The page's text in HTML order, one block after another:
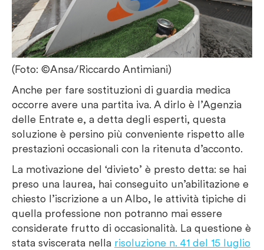
(Foto: ©Ansa/Riccardo Antimiani)
Anche per fare sostituzioni di guardia medica
occorre avere una partita iva. A dirlo è l’Agenzia
delle Entrate e, a detta degli esperti, questa
soluzione è persino più conveniente rispetto alle
prestazioni occasionali con la ritenuta d’acconto.
La motivazione del ‘divieto’ è presto detta: se hai
preso una laurea, hai conseguito un’abilitazione e
chiesto l’iscrizione a un Albo, le attività tipiche di
quella professione non potranno mai essere
considerate frutto di occasionalità. La questione è
stata sviscerata nella risoluzione n. 41 del 15 luglio